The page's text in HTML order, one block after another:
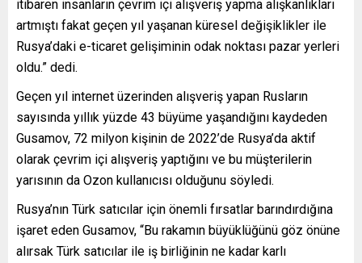
itibaren insanların çevrim içi alışveriş yapma alışkanlıkları
artmıştı fakat geçen yıl yaşanan küresel değişiklikler ile
Rusya’daki e-ticaret gelişiminin odak noktası pazar yerleri
oldu.” dedi.
Geçen yıl internet üzerinden alışveriş yapan Rusların
sayısında yıllık yüzde 43 büyüme yaşandığını kaydeden
Gusamov, 72 milyon kişinin de 2022’de Rusya’da aktif
olarak çevrim içi alışveriş yaptığını ve bu müşterilerin
yarısının da Ozon kullanıcısı olduğunu söyledi.
Rusya’nın Türk satıcılar için önemli fırsatlar barındırdığına
işaret eden Gusamov, “Bu rakamın büyüklüğünü göz önüne
alırsak Türk satıcılar ile iş birliğinin ne kadar karlı